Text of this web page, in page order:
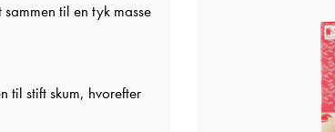
til en tyk masse
til stift skum, hvorefter